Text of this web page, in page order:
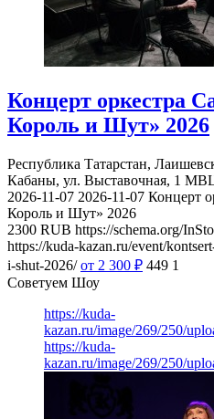
Концерт оркестра
Король и Шут» 2026
Республика Татарстан,
Кабаны, ул. Выставочная, 1 МВЦ
2026-11-07 2026-11-07 Концерт
Король и Шут» 2026
2300 RUB https://schema.org/
https://kuda-kazan.ru/event/
i-shut-2026/ от 2 300 ₽ 449 1
Советуем Шоу
https://kuda-
kazan.ru/image/269/250/
https://kuda-
kazan.ru/image/269/250/